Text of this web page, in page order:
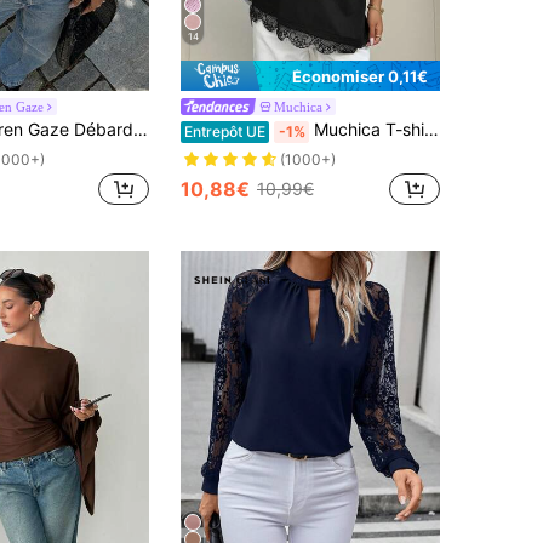
Gaze
Débardeur court ample à col rond unicolore pour femmes
14
Économiser 0,11€
Muchica
Entrepôt UE -1% Muchica T-shirt patchwork avec bordure en dentelle noire pour femmes, nouvelle arrivée printemps/été
(1000+)
10,88€ 10,99€